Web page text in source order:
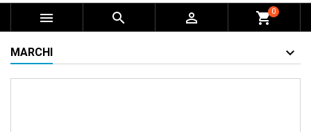
   shopping_cart0
MARCHI